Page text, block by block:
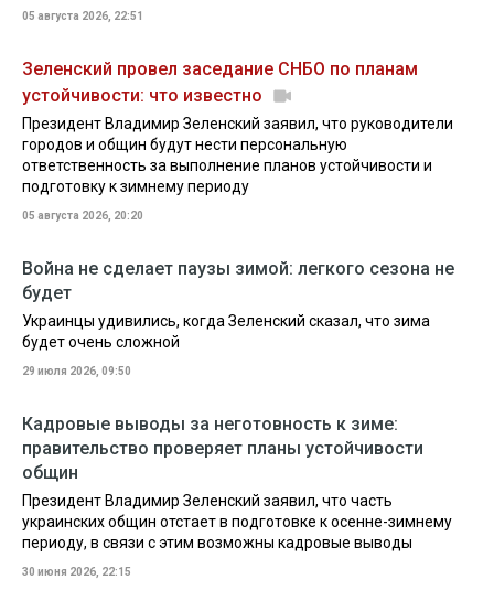
05 августа 2026, 22:51
Зеленский провел заседание СНБО по планам
устойчивости: что известно
Президент Владимир Зеленский заявил, что руководители
городов и общин будут нести персональную
ответственность за выполнение планов устойчивости и
подготовку к зимнему периоду
05 августа 2026, 20:20
Война не сделает паузы зимой: легкого сезона не
будет
Украинцы удивились, когда Зеленский сказал, что зима
будет очень сложной
29 июля 2026, 09:50
Кадровые выводы за неготовность к зиме:
правительство проверяет планы устойчивости
общин
Президент Владимир Зеленский заявил, что часть
украинских общин отстает в подготовке к осенне-зимнему
периоду, в связи с этим возможны кадровые выводы
30 июня 2026, 22:15